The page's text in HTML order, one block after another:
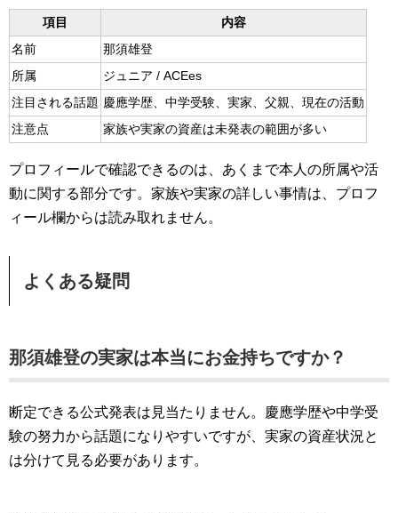
項目
内容
名前
那須雄登
所属
ジュニア / ACEes
注目される話題 慶應学歴、中学受験、実家、父親、現在の活動
注意点
家族や実家の資産は未発表の範囲が多い
プロフィールで確認できるのは、あくまで本人の所属や活
動に関する部分です。家族や実家の詳しい事情は、プロフ
ィール欄からは読み取れません。
よくある疑問
那須雄登の実家は本当にお金持ちですか？
断定できる公式発表は見当たりません。慶應学歴や中学受
験の努力から話題になりやすいですが、実家の資産状況と
は分けて見る必要があります。